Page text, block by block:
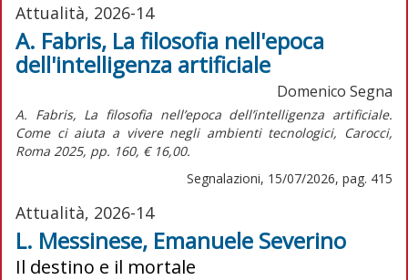
Attualità, 2026-14
A. Fabris, La filosofia nell'epoca
dell'intelligenza artificiale
Domenico Segna
A. Fabris, La filosofia nell’epoca dell’intelligenza artificiale.
Come ci aiuta a vivere negli ambienti tecnologici, Carocci,
Roma 2025, pp. 160, € 16,00.
Segnalazioni, 15/07/2026, pag. 415
Attualità, 2026-14
L. Messinese, Emanuele Severino
Il destino e il mortale